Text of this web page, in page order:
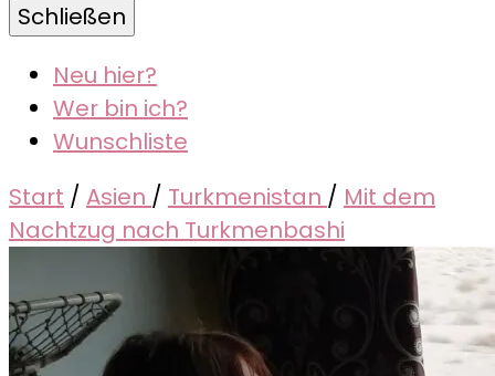
Schließen
Neu hier?
Wer bin ich?
Wunschliste
Start / Asien / Turkmenistan / Mit dem
Nachtzug nach Turkmenbashi